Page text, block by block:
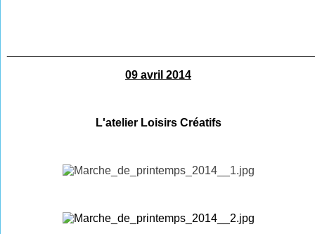
09 avril 2014
L'atelier Loisirs Créatifs